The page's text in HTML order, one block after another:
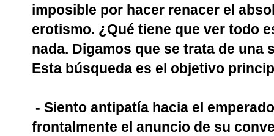
imposible por hacer renacer el
erotismo. ¿Qué tiene que ver todo
nada. Digamos que se trata de una
Esta búsqueda es el objetivo
- Siento antipatía hacia el
frontalmente el anuncio de su